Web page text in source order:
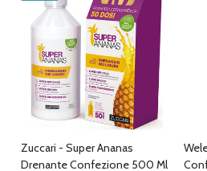
Zuccari - Super Ananas
Drenante Confezione 500 Ml